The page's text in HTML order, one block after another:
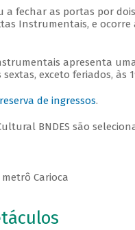
a fechar as portas por
Instrumentais, e
apresenta
exceto feriados, às
reserva de ingressos.
BNDES são
Carioca